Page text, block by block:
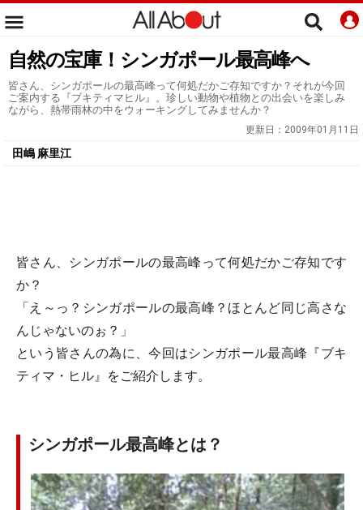
自然の宝庫！シンガポール最高峰へ
皆さん、シンガポールの最高峰って何処だかご存知ですか？それが今回
ご案内する『ブキティマヒル』。珍しい動物や植物との出会いを楽しみ
ながら、熱帯雨林の中をウォーキングしてみませんか？
更新日： 2009年01月11日
田嶋 麻里江
皆さん、シンガポールの最高峰って何処だかご存知です
か？
「え～っ？シンガポールの最高峰？ほとんど同じ高さな
んじゃないのぉ？」
という皆さんの為に、今回はシンガポール最高峰『ブキ
ティマ・ヒル』をご紹介します。
シンガポール最高峰とは？